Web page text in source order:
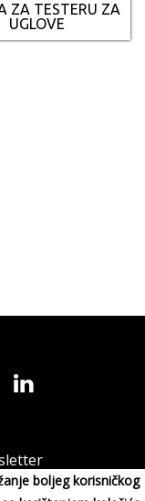
boljeg korisničkog
ZA TESTERU ZA
UGLOVE